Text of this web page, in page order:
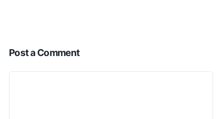
Post a Comment